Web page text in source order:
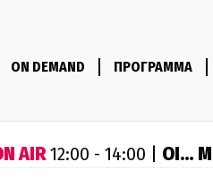
ON DEMAND ΠΡΟΓΡΑΜΜΑ
AIR12:00 - 14:00 | ΟΙ…